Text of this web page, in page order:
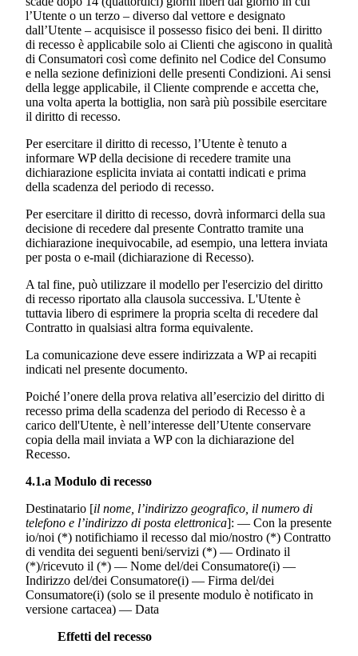
l’Utente o un terzo – diverso dal vettore e designato
dall’Utente – acquisisce il possesso fisico dei beni. Il diritto
di recesso è applicabile solo ai Clienti che agiscono in qualità
di Consumatori così come definito nel Codice del Consumo
e nella sezione definizioni delle presenti Condizioni. Ai sensi
della legge applicabile, il Cliente comprende e accetta che,
una volta aperta la bottiglia, non sarà più possibile esercitare
il diritto di recesso.
Per esercitare il diritto di recesso, l’Utente è tenuto a
informare WP della decisione di recedere tramite una
dichiarazione esplicita inviata ai contatti indicati e prima
della scadenza del periodo di recesso.
Per esercitare il diritto di recesso, dovrà informarci della sua
decisione di recedere dal presente Contratto tramite una
dichiarazione inequivocabile, ad esempio, una lettera inviata
per posta o e-mail (dichiarazione di Recesso).
A tal fine, può utilizzare il modello per l'esercizio del diritto
di recesso riportato alla clausola successiva. L'Utente è
tuttavia libero di esprimere la propria scelta di recedere dal
Contratto in qualsiasi altra forma equivalente.
La comunicazione deve essere indirizzata a WP ai recapiti
indicati nel presente documento.
Poiché l’onere della prova relativa all’esercizio del diritto di
recesso prima della scadenza del periodo di Recesso è a
carico dell'Utente, è nell’interesse dell’Utente conservare
copia della mail inviata a WP con la dichiarazione del
Recesso.
4.1.a Modulo di recesso
Destinatario [il nome, l’indirizzo geografico, il numero di
telefono e l’indirizzo di posta elettronica]: — Con la presente
io/noi (*) notifichiamo il recesso dal mio/nostro (*) Contratto
di vendita dei seguenti beni/servizi (*) — Ordinato il
(*)/ricevuto il (*) — Nome del/dei Consumatore(i) —
Indirizzo del/dei Consumatore(i) — Firma del/dei
Consumatore(i) (solo se il presente modulo è notificato in
versione cartacea) — Data
Effetti del recesso